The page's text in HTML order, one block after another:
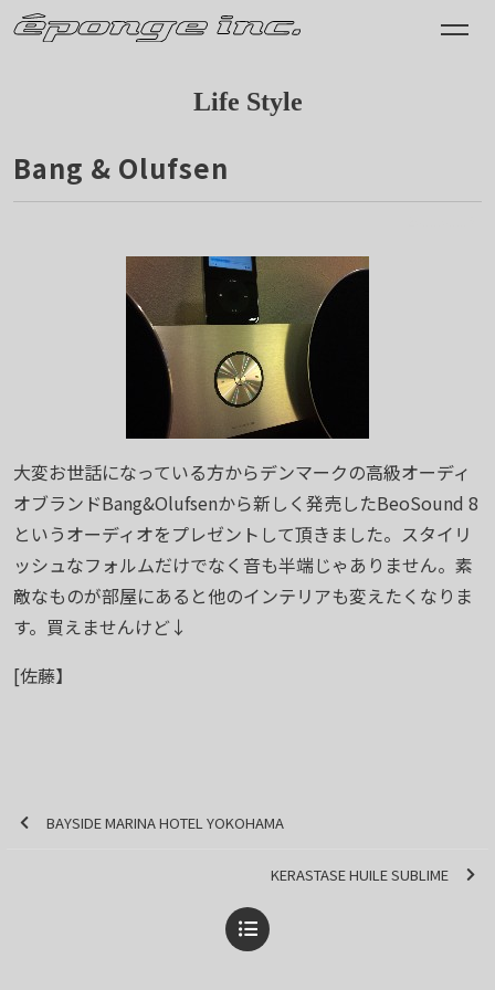
Life Style
Bang & Olufsen
大変お世話になっている方からデンマークの高級オーディ
オブランドBang&Olufsenから新しく発売したBeoSound 8
というオーディオをプレゼントして頂きました。スタイリ
ッシュなフォルムだけでなく音も半端じゃありません。素
敵なものが部屋にあると他のインテリアも変えたくなりま
す。買えませんけど↓
[佐藤】
BAYSIDE MARINA HOTEL YOKOHAMA
KERASTASE HUILE SUBLIME